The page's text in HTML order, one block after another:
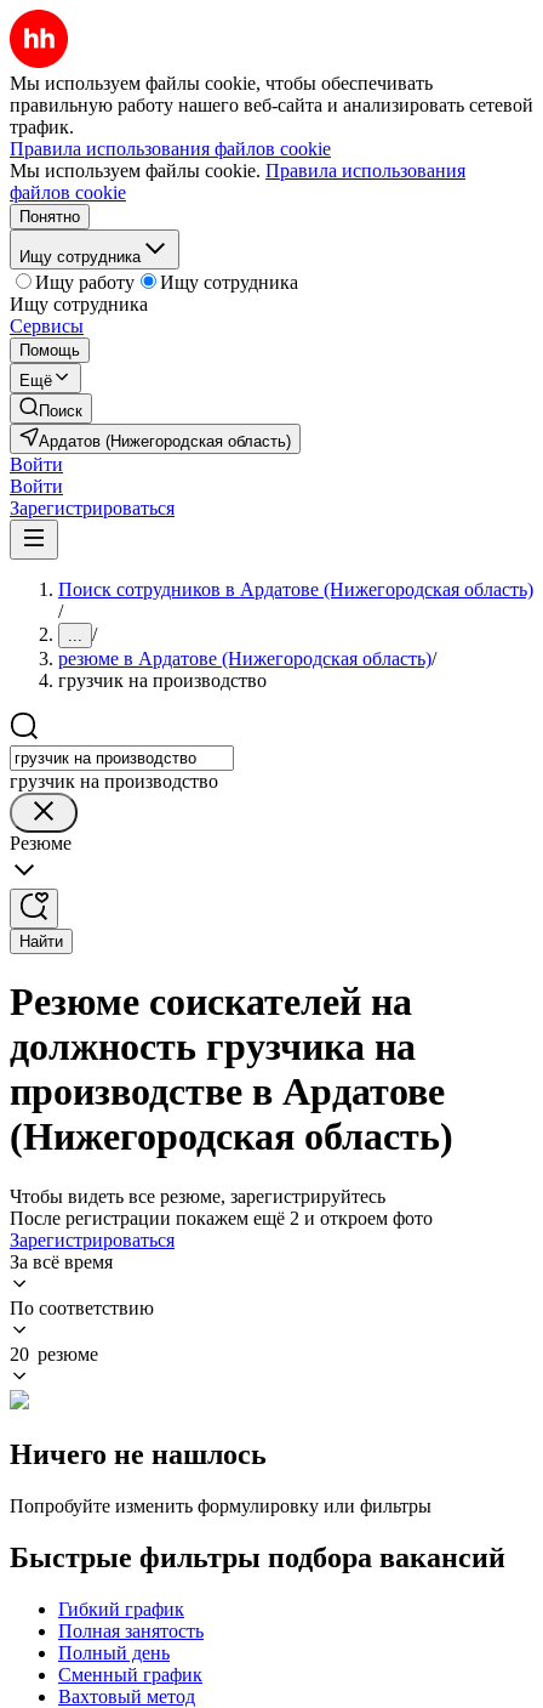
Мы используем файлы cookie, чтобы обеспечивать
правильную работу нашего веб-сайта и анализировать сетевой
трафик.
Правила использования файлов cookie
Мы используем файлы cookie. Правила использования
файлов cookie
Понятно
Ищу сотрудника
Ищу работу
Ищу сотрудника
Ищу сотрудника
Сервисы
Помощь
Ещё
Поиск
Ардатов (Нижегородская область)
Войти
Войти
Зарегистрироваться
Поиск сотрудников в Ардатове (Нижегородская область)
/
... /
резюме в Ардатове (Нижегородская область)/
грузчик на производство
грузчик на производство
Резюме
Найти
Резюме соискателей на
должность грузчика на
производстве в Ардатове
(Нижегородская область)
Чтобы видеть все резюме, зарегистрируйтесь
После регистрации покажем ещё 2 и откроем фото
Зарегистрироваться
За всё время
По соответствию
20 резюме
Ничего не нашлось
Попробуйте изменить формулировку или фильтры
Быстрые фильтры подбора вакансий
Гибкий график
Полная занятость
Полный день
Сменный график
Вахтовый метод